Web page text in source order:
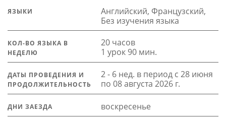
ЯЗЫКИ
Английский, Французский,
Без изучения языка
КОЛ-ВО ЯЗЫКА В
НЕДЕЛЮ
20 часов
1 урок 90 мин.
ДАТЫ ПРОВЕДЕНИЯ И
ПРОДОЛЖИТЕЛЬНОСТЬ
2 - 6 нед. в период с 28 июня
по 08 августа 2026 г.
ДНИ ЗАЕЗДА воскресенье